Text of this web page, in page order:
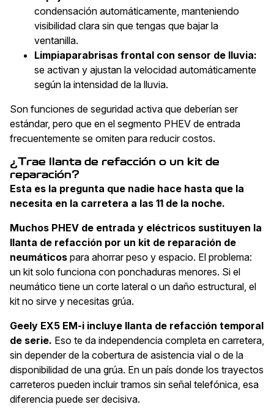
condensación automáticamente, manteniendo
visibilidad clara sin que tengas que bajar la
ventanilla.
Limpiaparabrisas frontal con sensor de lluvia:
se activan y ajustan la velocidad automáticamente
según la intensidad de la lluvia.
Son funciones de seguridad activa que deberían ser
estándar, pero que en el segmento PHEV de entrada
frecuentemente se omiten para reducir costos.
¿Trae llanta de refacción o un kit de
reparación?
Esta es la pregunta que nadie hace hasta que la
necesita en la carretera a las 11 de la noche.
Muchos PHEV de entrada y eléctricos sustituyen la
llanta de refacción por un kit de reparación de
neumáticos para ahorrar peso y espacio. El problema:
un kit solo funciona con ponchaduras menores. Si el
neumático tiene un corte lateral o un daño estructural, el
kit no sirve y necesitas grúa.
Geely EX5 EM-i incluye llanta de refacción temporal
de serie. Eso te da independencia completa en carretera,
sin depender de la cobertura de asistencia vial o de la
disponibilidad de una grúa. En un país donde los trayectos
carreteros pueden incluir tramos sin señal telefónica, esa
diferencia puede ser decisiva.